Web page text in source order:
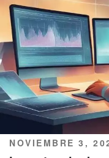
PUBLICADO
NOVIEMBRE 3,